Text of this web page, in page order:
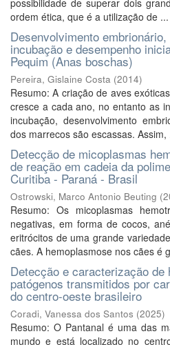
possibilidade de superar dois
ordem ética, que é a utilização de ...
Desenvolvimento
incubação e desempenho
Pequim (Anas boschas)
Pereira, Gislaine Costa (2014)
Resumo: A criação de aves
cresce a cada ano, no entanto as
incubação, desenvolvimento
dos marrecos são escassas. Assim,
Detecção de micoplasmas
de reação em cadeia da
Curitiba - Paraná - Brasil
Ostrowski, Marco Antonio Beuting (
Resumo: Os micoplasmas
negativas, em forma de cocos,
eritrócitos de uma grande
cães. A hemoplasmose nos cães é
Detecção e caracterização de
patógenos transmitidos por
do centro-oeste brasileiro
Coradi, Vanessa dos Santos (2025)
Resumo: O Pantanal é uma das
mundo e está localizado no